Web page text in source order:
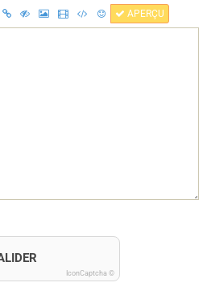
APERÇU
IconCaptcha ©